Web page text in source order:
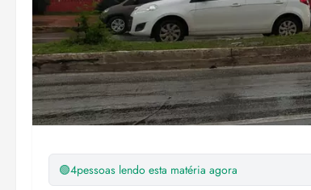
🟢4pessoas lendo esta matéria agora